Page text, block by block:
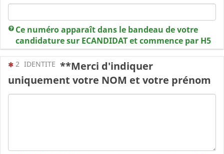
Ce numéro apparaît dans le bandeau de votre
candidature sur ECANDIDAT et commence par H5
(Cette question est obligatoire)
2 IDENTITE **Merci d'indiquer
uniquement votre NOM et votre prénom